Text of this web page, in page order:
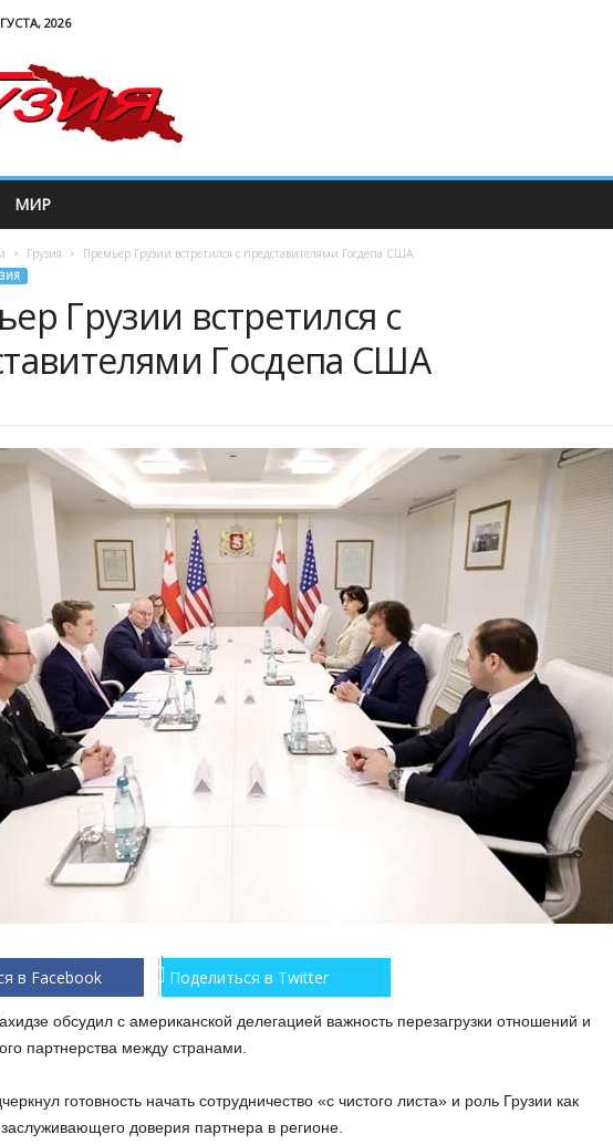
2026
МИР
Грузия Премьер Грузии встретился с представителями Госдепа США
Грузии встретился с
Госдепа США
в Facebook Поделиться в Twitter
обсудил с американской делегацией важность перезагрузки отношений и
партнерства между странами.
готовность начать сотрудничество «с чистого листа» и роль Грузии как
доверия партнера в регионе.